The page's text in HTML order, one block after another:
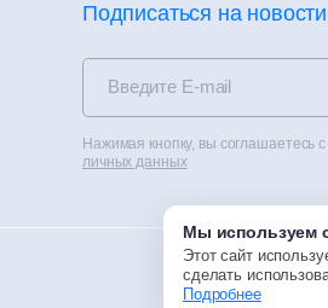
Подписаться на новости
Нажимая кнопку, вы соглашаетесь с
личных данных
Мы используем
Этот сайт
сделать
Подробнее